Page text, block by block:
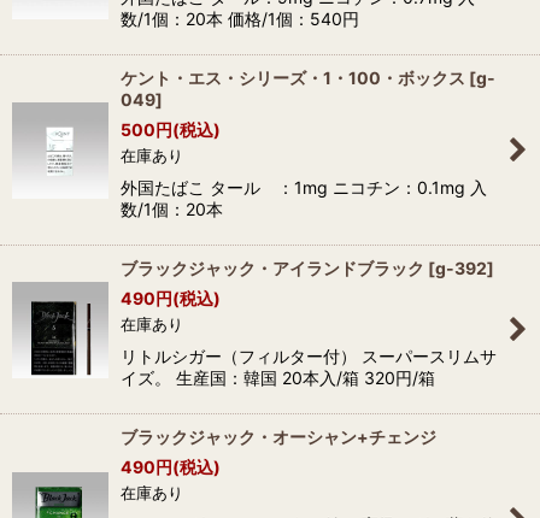
数/1個：20本 価格/1個：540円
ケント・エス・シリーズ・1・100・ボックス [g-
049]
500円(税込)
在庫あり
外国たばこ タール ：1mg ニコチン：0.1mg 入
数/1個：20本
ブラックジャック・アイランドブラック [g-392]
490円(税込)
在庫あり
リトルシガー（フィルター付） スーパースリムサ
イズ。 生産国：韓国 20本入/箱 320円/箱
ブラックジャック・オーシャン+チェンジ
490円(税込)
在庫あり